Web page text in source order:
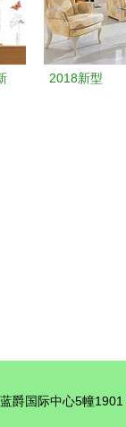
饰材料质量
管控
2018新型
爵国际中心5幢1901